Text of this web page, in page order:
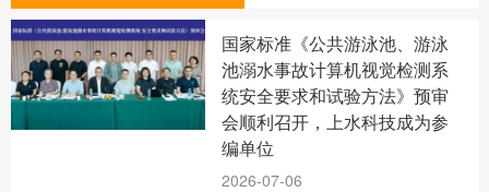
体验中心
新闻资讯
合作品牌
关于上水
国家标准《公共游泳池、游泳
池溺水事故计算机视觉检测系
统安全要求和试验方法》预审
会顺利召开，上水科技成为参
编单位
2026-07-06